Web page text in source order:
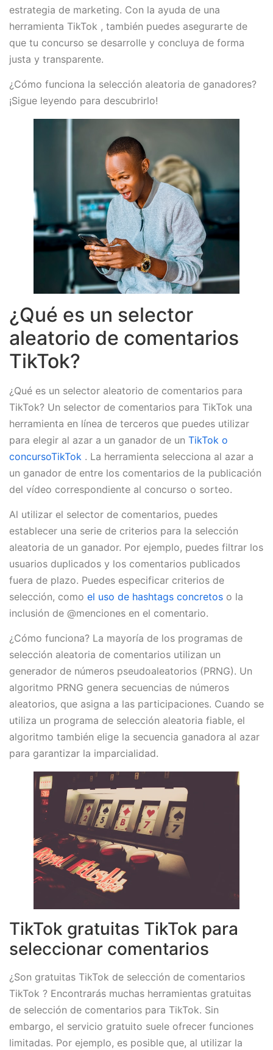
estrategia de marketing. Con la ayuda de una
herramienta TikTok , también puedes asegurarte de
que tu concurso se desarrolle y concluya de forma
justa y transparente.
¿Cómo funciona la selección aleatoria de ganadores?
¡Sigue leyendo para descubrirlo!
¿Qué es un selector
aleatorio de comentarios
TikTok?
¿Qué es un selector aleatorio de comentarios para
TikTok? Un selector de comentarios para TikTok una
herramienta en línea de terceros que puedes utilizar
para elegir al azar a un ganador de un TikTok o
concursoTikTok . La herramienta selecciona al azar a
un ganador de entre los comentarios de la publicación
del vídeo correspondiente al concurso o sorteo.
Al utilizar el selector de comentarios, puedes
establecer una serie de criterios para la selección
aleatoria de un ganador. Por ejemplo, puedes filtrar los
usuarios duplicados y los comentarios publicados
fuera de plazo. Puedes especificar criterios de
selección, como el uso de hashtags concretos o la
inclusión de @menciones en el comentario.
¿Cómo funciona? La mayoría de los programas de
selección aleatoria de comentarios utilizan un
generador de números pseudoaleatorios (PRNG). Un
algoritmo PRNG genera secuencias de números
aleatorios, que asigna a las participaciones. Cuando se
utiliza un programa de selección aleatoria fiable, el
algoritmo también elige la secuencia ganadora al azar
para garantizar la imparcialidad.
TikTok gratuitas TikTok para
seleccionar comentarios
¿Son gratuitas TikTok de selección de comentarios
TikTok ? Encontrarás muchas herramientas gratuitas
de selección de comentarios para TikTok. Sin
embargo, el servicio gratuito suele ofrecer funciones
limitadas. Por ejemplo, es posible que, al utilizar la